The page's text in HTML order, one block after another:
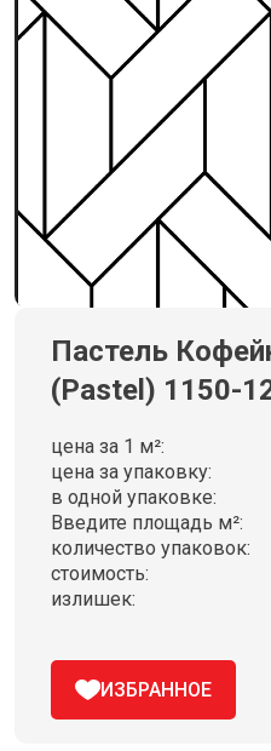
Пастель
(Pastel) 1150-
цена за 1 м²:
цена за упаковку:
в одной упаковке:
Введите площадь м²:
количество упаковок:
стоимость:
излишек:
ИЗБРАННОЕ